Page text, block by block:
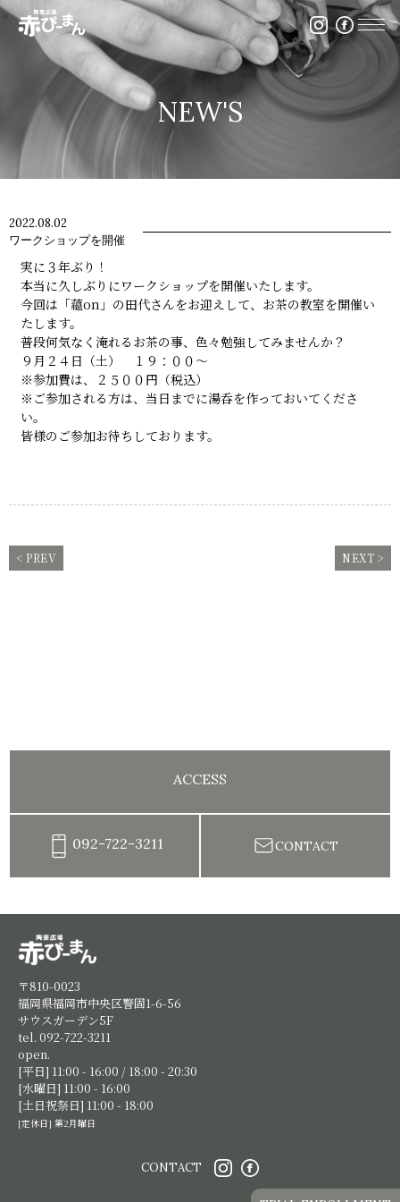
イベント・出張陶芸・体験陶芸は福岡市の陶芸教室赤
NEW'S
2022.08.02
ワークショップを開催
実に３年ぶり！
本当に久しぶりにワークショップを開催いたします。
今回は「蘊on」の田代さんをお迎えして、お茶の教室を開催い
たします。
普段何気なく淹れるお茶の事、色々勉強してみませんか？
９月２４日（土） １９：００～
※参加費は、２５００円（税込）
※ご参加される方は、当日までに湯呑を作っておいてくださ
い。
皆様のご参加お待ちしております。
< PREV NEXT >
ACCESS
092-722-3211 CONTACT
〒810-0023
福岡県福岡市中央区警固1-6-56
サウスガーデン5F
tel. 092-722-3211
open.
[平日] 11:00 - 16:00 / 18:00 - 20:30
[水曜日] 11:00 - 16:00
[土日祝祭日] 11:00 - 18:00
[定休日] 第2月曜日
CONTACT